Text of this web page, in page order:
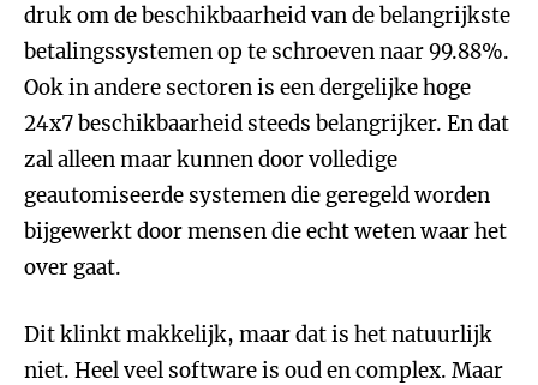
druk om de beschikbaarheid van de belangrijkste
betalingssystemen op te schroeven naar 99.88%.
Ook in andere sectoren is een dergelijke hoge
24x7 beschikbaarheid steeds belangrijker. En dat
zal alleen maar kunnen door volledige
geautomiseerde systemen die geregeld worden
bijgewerkt door mensen die echt weten waar het
over gaat.
Dit klinkt makkelijk, maar dat is het natuurlijk
niet. Heel veel software is oud en complex. Maar